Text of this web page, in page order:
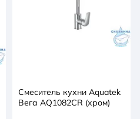
Смеситель кухни Aquatek
Вега AQ1082CR (хром)